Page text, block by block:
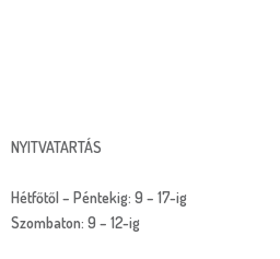
NYITVATARTÁS
Hétfőtől – Péntekig: 9 – 17-ig
Szombaton: 9 – 12-ig